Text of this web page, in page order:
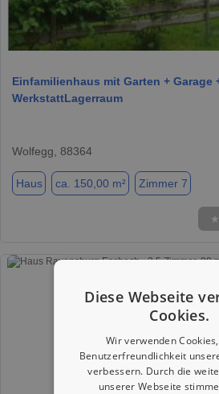
Einfamilienhaus mit Garten + Garage
WerkstattLagerraum
Wolfegg, 88364
Haus ca. 150,00 m² Zimmer 7
★
Diese Webseite
Cookies.
Wir verwenden
Benutzerfreundlichkeit
verbessern. Durch die
unserer Webseite